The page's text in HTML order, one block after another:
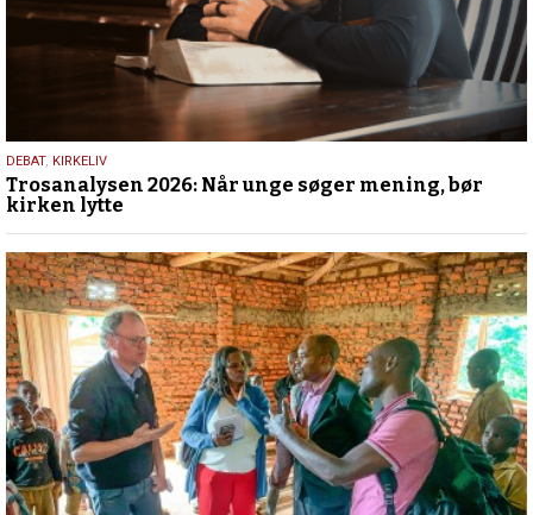
2.
juni
2026
DEBAT, KIRKELIV
Trosanalysen 2026: Når unge søger mening, bør
kirken lytte